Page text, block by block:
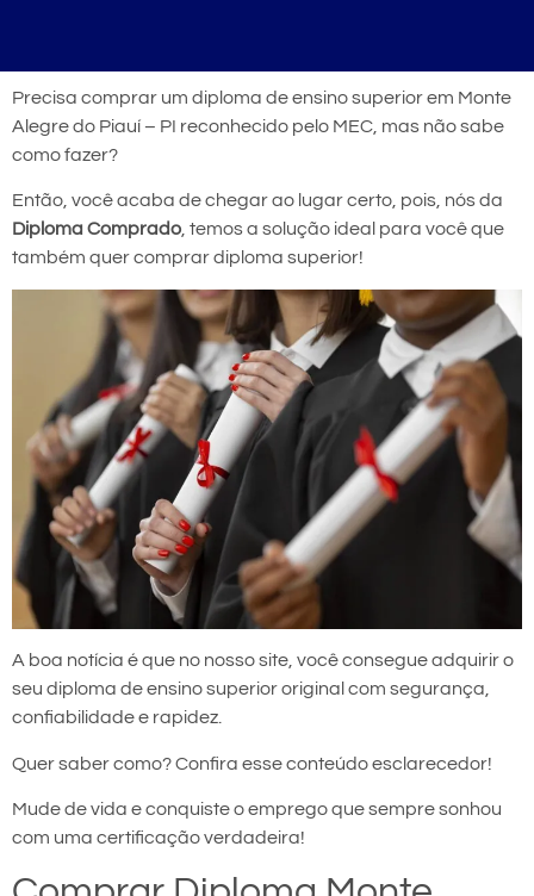
Precisa comprar um diploma de ensino superior em Monte
Alegre do Piauí – PI reconhecido pelo MEC, mas não sabe
como fazer?
Então, você acaba de chegar ao lugar certo, pois, nós da
Diploma Comprado, temos a solução ideal para você que
também quer comprar diploma superior!
A boa notícia é que no nosso site, você consegue adquirir o
seu diploma de ensino superior original com segurança,
confiabilidade e rapidez.
Quer saber como? Confira esse conteúdo esclarecedor!
Mude de vida e conquiste o emprego que sempre sonhou
com uma certificação verdadeira!